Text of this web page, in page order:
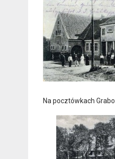
Na pocztówkach